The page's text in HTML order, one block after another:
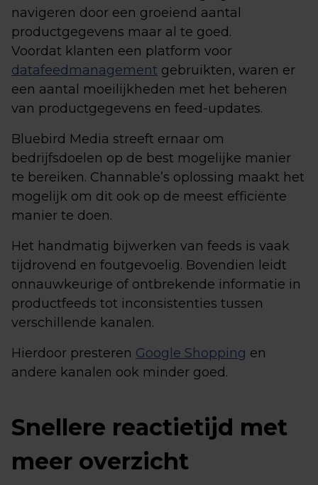
navigeren door een groeiend aantal
productgegevens maar al te goed.
Voordat klanten een platform voor
datafeedmanagement gebruikten, waren er
een aantal moeilijkheden met het beheren
van productgegevens en feed-updates.
Bluebird Media streeft ernaar om
bedrijfsdoelen op de best mogelijke manier
te bereiken. Channable’s oplossing maakt het
mogelijk om dit ook op de meest efficiënte
manier te doen.
Het handmatig bijwerken van feeds is vaak
tijdrovend en foutgevoelig. Bovendien leidt
onnauwkeurige of ontbrekende informatie in
productfeeds tot inconsistenties tussen
verschillende kanalen.
Hierdoor presteren Google Shopping en
andere kanalen ook minder goed.
Snellere reactietijd met
meer overzicht